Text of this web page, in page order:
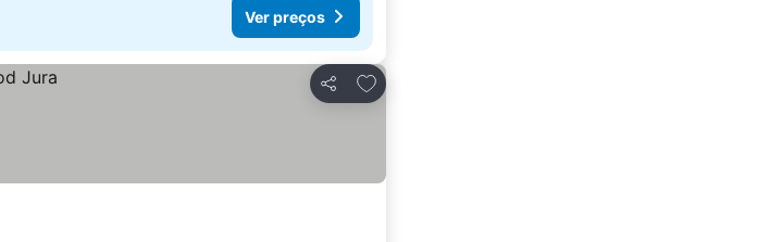
Ver preços
Partilhar
Adicionar aos favoritos